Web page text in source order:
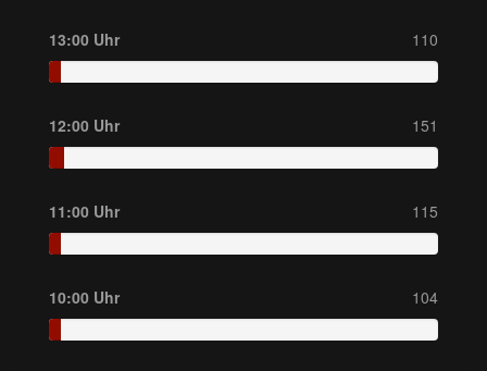
13:00 Uhr 110
12:00 Uhr 151
11:00 Uhr 115
10:00 Uhr 104